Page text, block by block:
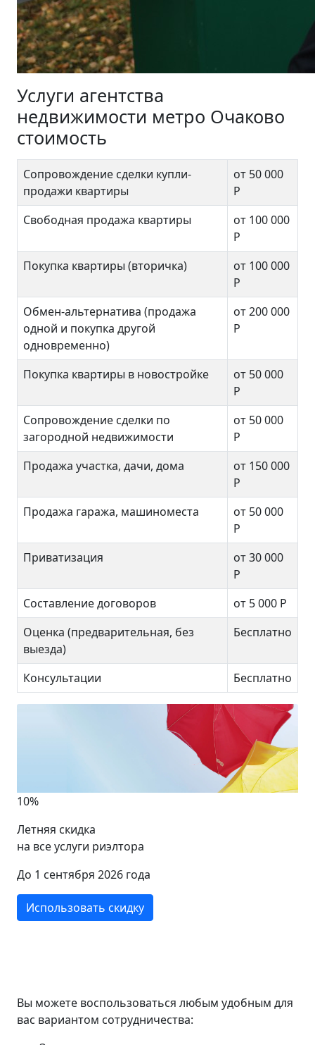
Услуги агентства
недвижимости метро Очаково
стоимость
Сопровождение сделки купли-
продажи квартиры
от 50 000
Р
Свободная продажа квартиры
от 100 000
Р
Покупка квартиры (вторичка)
от 100 000
Р
Обмен-альтернатива (продажа
одной и покупка другой
одновременно)
от 200 000
Р
Покупка квартиры в новостройке
от 50 000
Р
Сопровождение сделки по
загородной недвижимости
от 50 000
Р
Продажа участка, дачи, дома
от 150 000
Р
Продажа гаража, машиноместа
от 50 000
Р
Приватизация
от 30 000
Р
Составление договоров
от 5 000 Р
Оценка (предварительная, без
выезда)
Бесплатно
Консультации Бесплатно
10%
Летняя скидка
на все услуги риэлтора
До 1 сентября 2026 года
Использовать скидку
Вы можете воспользоваться любым удобным для
вас вариантом сотрудничества: